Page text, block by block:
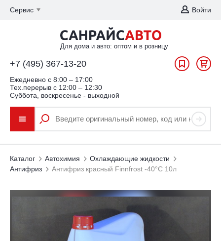
Сервис Войти
Для дома и авто: оптом и в розницу
+7 (495) 367-13-20
Ежедневно c 8:00 – 17:00
Тех.перерыв с 12:00 – 12:30
Суббота, воскресенье - выходной
Каталог Автохимия
Охлаждающие жидкости
Антифриз
Антифриз красный Finnfrost -40°С 10л